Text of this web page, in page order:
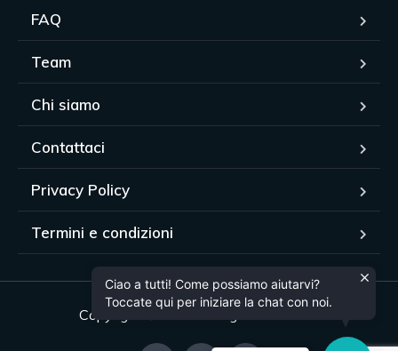
FAQ
Team
Chi siamo
Contattaci
Privacy Policy
Termini e condizioni
Copyright © 2024. All rights reserved.
Ciao a tutti! Come possiamo aiutarvi?
Toccate qui per iniziare la chat con noi.